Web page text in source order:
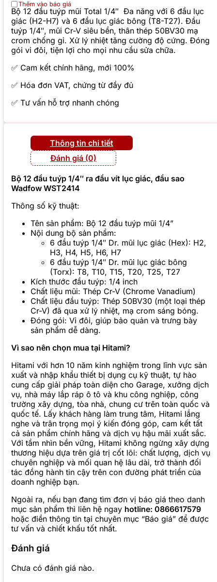
Thêm vào báo giá
Bộ 12 đầu tuýp mũi Total 1/4″ Đa năng với 6 đầu lục
giác (H2-H7) và 6 đầu lục giác bông (T8-T27). Đầu
tuýp 1/4″, mũi Cr-V siêu bền, thân thép 50BV30 mạ
crom chống gỉ. Xử lý nhiệt tăng cường độ cứng. Đóng
gói vỉ đôi, tiện lợi cho mọi nhu cầu sửa chữa.
✅ Cam kết chính hãng, mới 100%
✅ Hóa đơn VAT, chứng từ đầy đủ
✅ Tư vấn hỗ trợ nhanh chóng
Thông tin chi tiết
Đánh giá (0)
Bộ 12 đầu tuýp 1/4″ ra đầu vít lục giác, đầu sao
Wadfow WST2414
Thông số kỹ thuật:
Tên sản phẩm: Bộ 12 đầu tuýp mũi 1/4”
Nội dung bộ sản phẩm:
6 đầu tuýp 1/4″ Dr. mũi lục giác (Hex): H2,
H3, H4, H5, H6, H7
6 đầu tuýp 1/4″ Dr. mũi lục giác bông
(Torx): T8, T10, T15, T20, T25, T27
Kích thước đầu tuýp: 1/4 inch
Chất liệu mũi: Thép Cr-V (Chrome Vanadium)
Chất liệu đầu tuýp: Thép 50BV30 (một loại thép
Cr-V) đã qua xử lý nhiệt, mạ crom sáng bóng.
Đóng gói: Vỉ đôi, giúp bảo quản và trưng bày
sản phẩm dễ dàng.
Vì sao nên chọn mua tại Hitami?
Hitami với hơn 10 năm kinh nghiệm trong lĩnh vực sản
xuất và nhập khẩu thiết bị dụng cụ kỹ thuật, tự hào
cung cấp giải pháp toàn diện cho Garage, xưởng dịch
vụ, nhà máy lắp ráp ô tô và khu công nghiệp, công
trường xây dựng, tòa nhà, chung cư trên toàn quốc và
quốc tế. Lấy khách hàng làm trung tâm, Hitami lắng
nghe và trân trọng mọi ý kiến đóng góp, cam kết tất
cả sản phẩm chính hãng và dịch vụ hậu mãi xuất sắc.
Với tầm nhìn bền vững, Hitami không ngừng xây dựng
thương hiệu dựa trên giá trị cốt lõi: chất lượng, dịch vụ
chuyên nghiệp và mối quan hệ lâu dài, trở thành đối
tác đồng hành tin cậy trên con đường phát triển của
doanh nghiệp bạn.
Ngoài ra, nếu bạn đang tìm đơn vị báo giá theo danh
mục sản phẩm thì liên hệ ngay hotline: 0866617579
hoặc điền thông tin tại chuyên mục “Báo giá” để được
tư vấn và chiết khấu tốt nhất.
Đánh giá
Chưa có đánh giá nào.